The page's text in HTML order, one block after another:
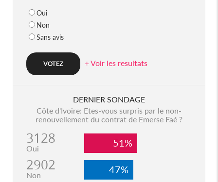
Oui
Non
Sans avis
+ Voir les resultats
DERNIER SONDAGE
Côte d'Ivoire: Etes-vous surpris par le non-
renouvellement du contrat de Emerse Faé ?
3128
Oui 51%
2902
Non 47%